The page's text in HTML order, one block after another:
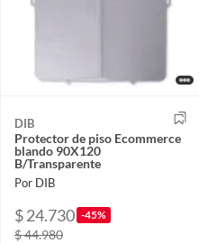
DIB
Protector de piso Ecommerce
blando 90X120
B/Transparente
Por DIB
$ 24.730 -45%
$ 44.980